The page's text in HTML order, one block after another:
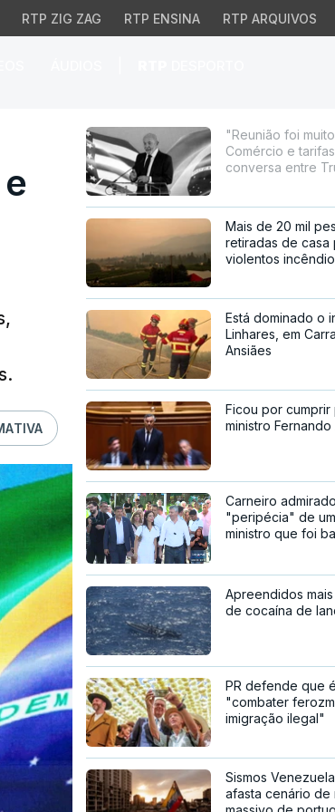
RTP ZIG ZAG RTP ENSINA RTP ARQUIVOS
dominaram
"Reunião foi
Comércio e
conversa entre
Mais de 20 mil
retiradas de casa
violentos
Está dominado o
Linhares, em
Ansiães
Ficou por cumprir
ministro
Carneiro
"peripécia" de
ministro que foi
Apreendidos
de cocaína de
PR defende que
"combater
imigração ilegal"
Sismos
afasta cenário de